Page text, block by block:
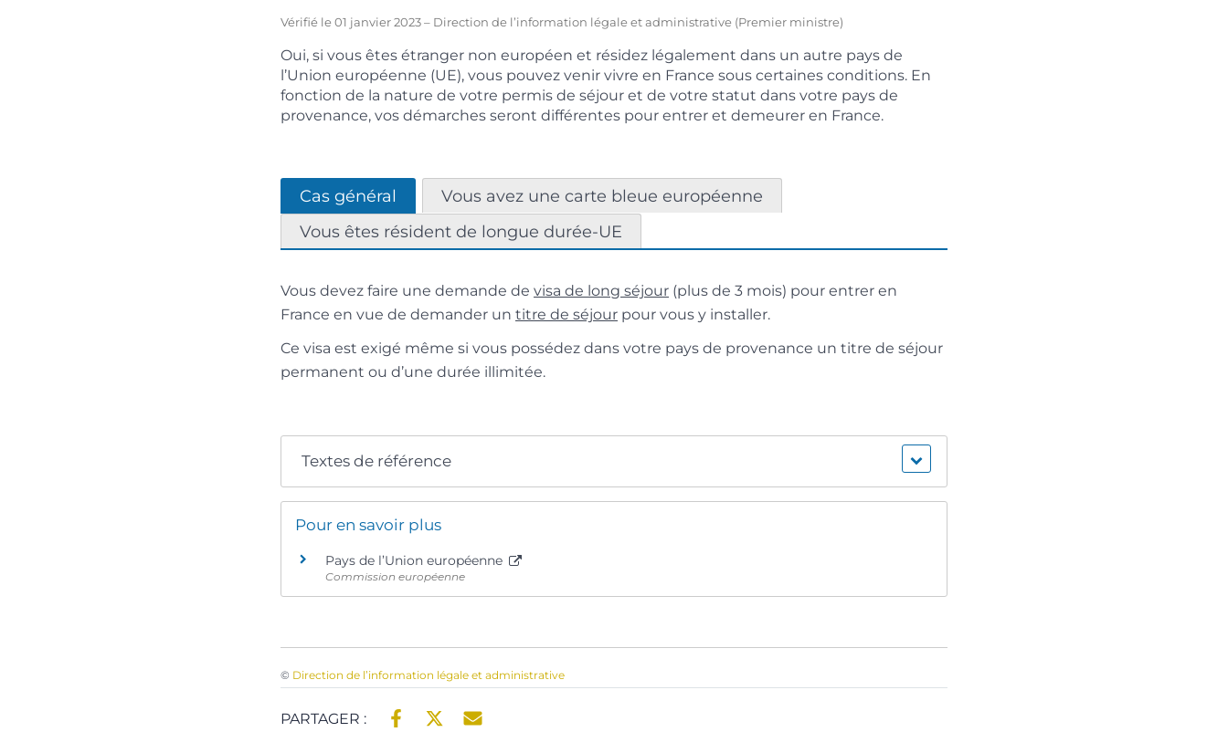
Vérifié le 01 janvier 2023 – Direction de l’information légale et administrative (Premier ministre)
Oui, si vous êtes étranger non européen et résidez légalement dans un autre pays de
l’Union européenne (UE), vous pouvez venir vivre en France sous certaines conditions. En
fonction de la nature de votre permis de séjour et de votre statut dans votre pays de
provenance, vos démarches seront différentes pour entrer et demeurer en France.
Cas général
Vous avez une carte bleue européenne
Vous êtes résident de longue durée-UE
Vous devez faire une demande de visa de long séjour (plus de 3 mois) pour entrer en
France en vue de demander un titre de séjour pour vous y installer.
Ce visa est exigé même si vous possédez dans votre pays de provenance un titre de séjour
permanent ou d’une durée illimitée.
Textes de référence
Pour en savoir plus
Pays de l’Union européenne
Commission européenne
© Direction de l’information légale et administrative
PARTAGER :